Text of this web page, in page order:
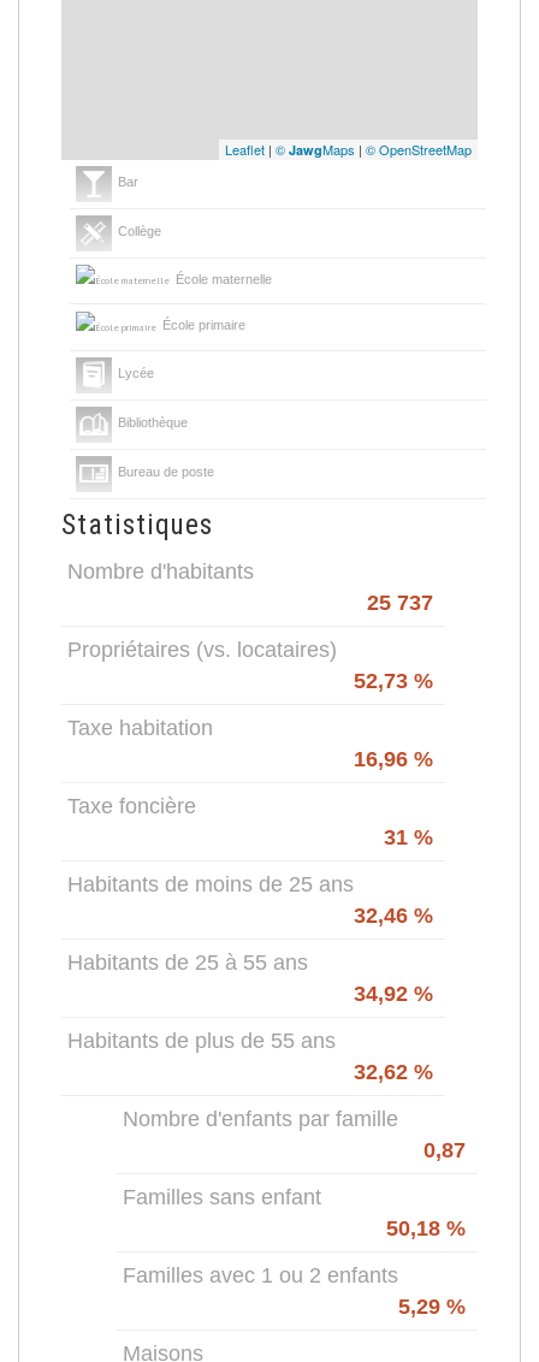
Leaflet | © JawgMaps | © OpenStreetMap
Bar
Collège
École maternelle
École primaire
Lycée
Bibliothèque
Bureau de poste
Statistiques
Nombre d'habitants
25 737
Propriétaires (vs. locataires)
52,73 %
Taxe habitation
16,96 %
Taxe foncière
31 %
Habitants de moins de 25 ans
32,46 %
Habitants de 25 à 55 ans
34,92 %
Habitants de plus de 55 ans
32,62 %
Nombre d'enfants par famille
0,87
Familles sans enfant
50,18 %
Familles avec 1 ou 2 enfants
5,29 %
Maisons